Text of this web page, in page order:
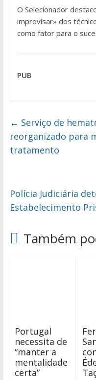
O Selecionador
improvisar» dos
como fator para o
PUB
← Serviço de
reorganizado para
tratamento
Polícia Judiciária
Estabelecimento
Também
Portugal
necessita de
“manter a
mentalidade
certa”